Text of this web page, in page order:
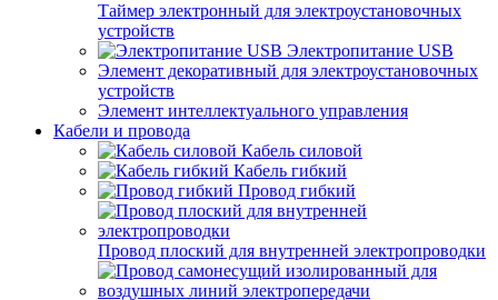
Таймер электронный для электроустановочных
устройств
Электропитание USB
Элемент декоративный для электроустановочных
устройств
Элемент интеллектуального управления
Кабели и провода
Кабель силовой
Кабель гибкий
Провод гибкий
Провод плоский для внутренней электропроводки